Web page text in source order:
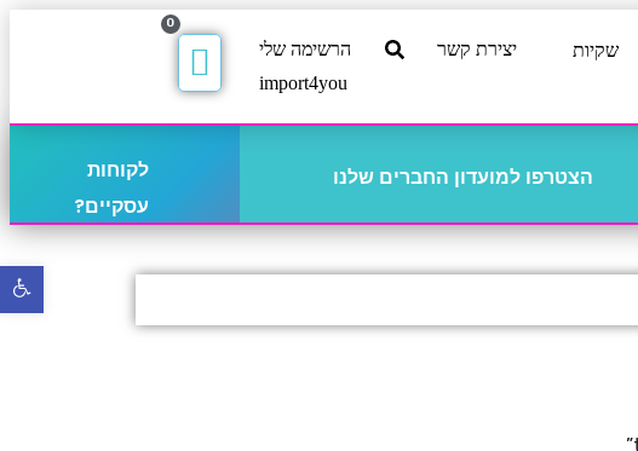
שקיות יצירת קשר
הרשימה שלי
import4you
0
הצטרפו למועדון החברים שלנו
לקוחות
עסקיים?
פתח